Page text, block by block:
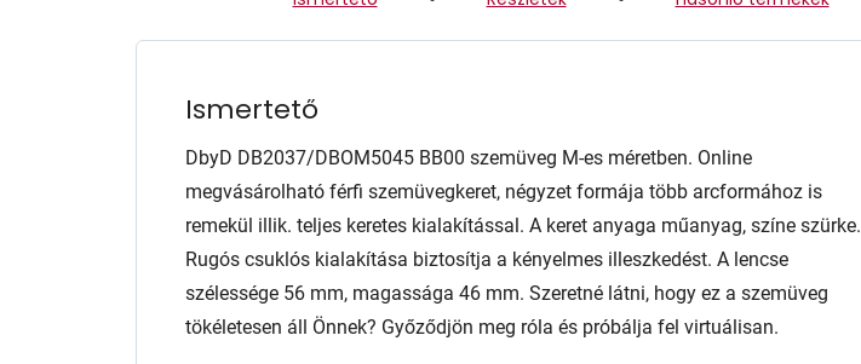
Ismertető
DbyD DB2037/DBOM5045 BB00 szemüveg M-es méretben. Online
megvásárolható férfi szemüvegkeret, négyzet formája több arcformához is
remekül illik. teljes keretes kialakítással. A keret anyaga műanyag, színe szürke.
Rugós csuklós kialakítása biztosítja a kényelmes illeszkedést. A lencse
szélessége 56 mm, magassága 46 mm. Szeretné látni, hogy ez a szemüveg
tökéletesen áll Önnek? Győződjön meg róla és próbálja fel virtuálisan.